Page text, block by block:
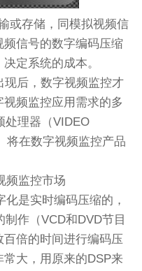
或存储，同模拟视频信
信号的数字编码压缩
定系统的成本。
后，数字视频监控才
频监控应用需求的多
处理器（VIDEO
将在数字视频监控产品
频监控市场
是实时编码压缩的，
作（VCD和DVD节目
倍的时间进行编码压
大，用原来的DSP来